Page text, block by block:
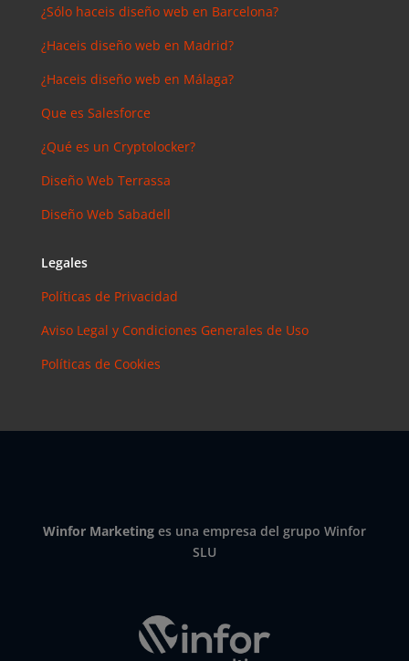
¿Sólo haceis diseño web en Barcelona?
¿Haceis diseño web en Madrid?
¿Haceis diseño web en Málaga?
Que es Salesforce
¿Qué es un Cryptolocker?
Diseño Web Terrassa
Diseño Web Sabadell
Legales
Políticas de Privacidad
Aviso Legal y Condiciones Generales de Uso
Políticas de Cookies
Winfor Marketinges una empresa del grupo Winfor
SLU